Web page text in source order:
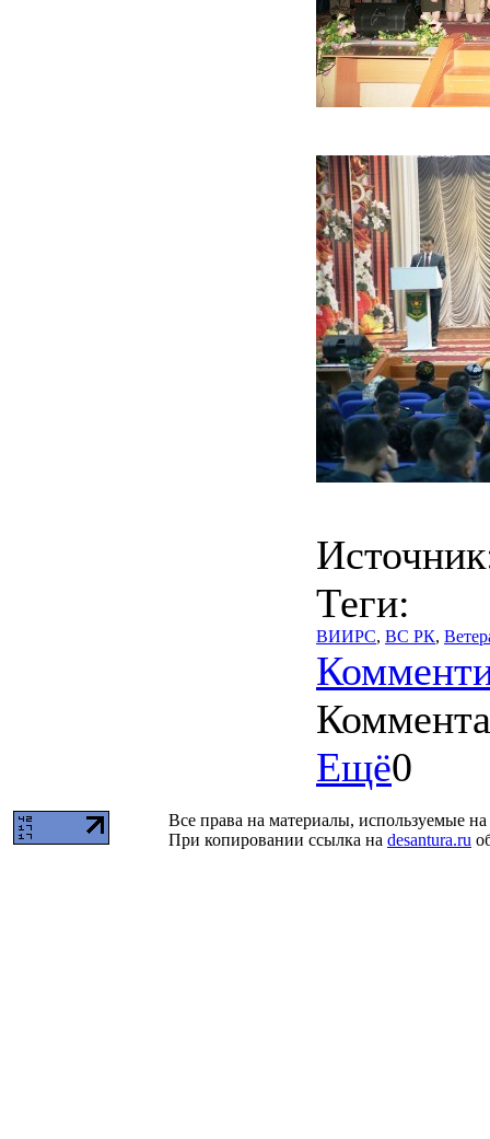
Теги:
ВИИРС, ВС РК,
Ещё0
Все права на материалы, используемые
При копировании ссылка на desantura.ru